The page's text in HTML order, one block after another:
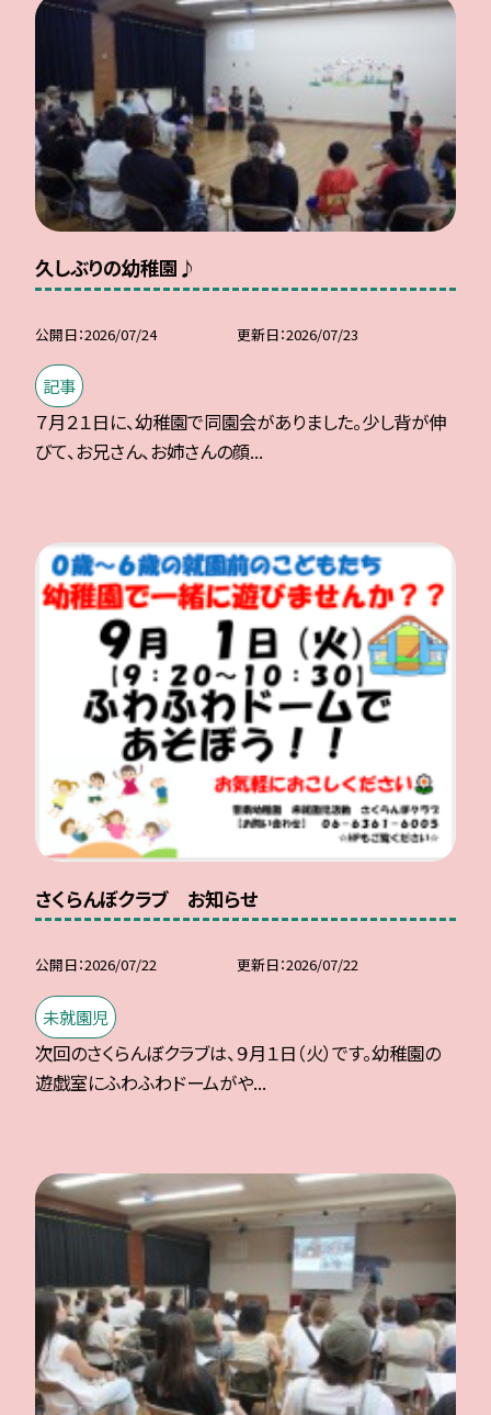
久しぶりの幼稚園♪
公開日 2026/07/24 更新日 2026/07/23
記事
７月２１日に、幼稚園で同園会がありました。少し背が伸
びて、お兄さん、お姉さんの顔...
さくらんぼクラブ お知らせ
公開日 2026/07/22 更新日 2026/07/22
未就園児
次回のさくらんぼクラブは、９月１日（火）です。幼稚園の
遊戯室にふわふわドームがや...